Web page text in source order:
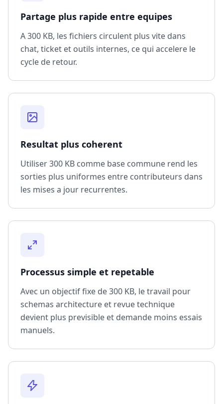
Partage plus rapide entre equipes
A 300 KB, les fichiers circulent plus vite dans
chat, ticket et outils internes, ce qui accelere le
cycle de retour.
Resultat plus coherent
Utiliser 300 KB comme base commune rend les
sorties plus uniformes entre contributeurs dans
les mises a jour recurrentes.
Processus simple et repetable
Avec un objectif fixe de 300 KB, le travail pour
schemas architecture et revue technique
devient plus previsible et demande moins essais
manuels.